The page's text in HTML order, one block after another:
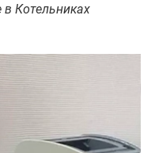
Котельниках